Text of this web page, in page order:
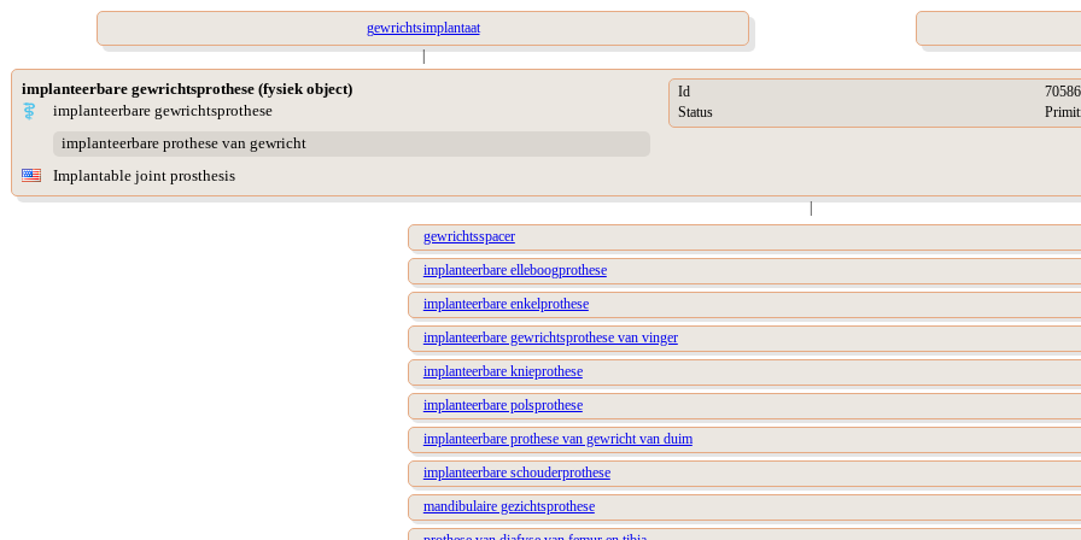
gewrichtsimplantaat
|
implanteerbare gewrichtsprothese (fysiek object)
implanteerbare gewrichtsprothese
implanteerbare prothese van gewricht
Implantable joint prosthesis
Id
Status
|
gewrichtsspacer
implanteerbare elleboogprothese
implanteerbare enkelprothese
implanteerbare gewrichtsprothese van vinger
implanteerbare knieprothese
implanteerbare polsprothese
implanteerbare prothese van gewricht van duim
implanteerbare schouderprothese
mandibulaire gezichtsprothese